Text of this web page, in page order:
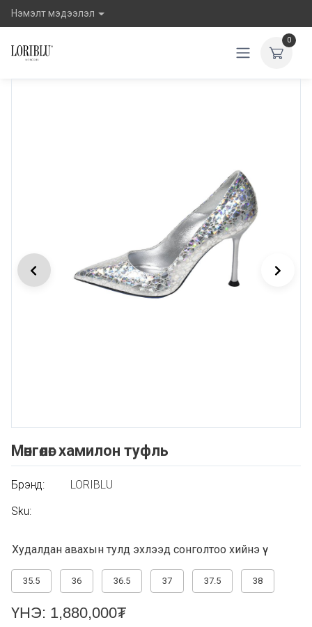
Нэмэлт мэдээлэл
0
Мөнгөлөг хамилон туфль
Брэнд:
LORIBLU
Sku:
Худалдан авахын тулд эхлээд сонголтоо хийнэ үү
35.5 36 36.5 37 37.5 38
ҮНЭ: 1,880,000₮